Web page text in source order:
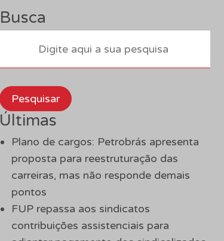
Busca
Pesquisar
Últimas
Plano de cargos: Petrobrás apresenta
proposta para reestruturação das
carreiras, mas não responde demais
pontos
FUP repassa aos sindicatos
contribuições assistenciais para